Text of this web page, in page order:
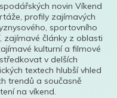
novin Víkend
profily zajímavých
sportovního
zajímavé články z oblasti
kulturní a filmové
v delších
textech hlubší vhled
trendů a současně
na víkend.